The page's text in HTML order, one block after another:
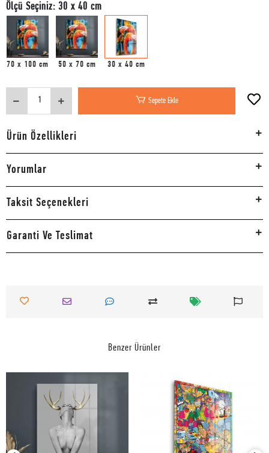
Ölçü Seçiniz: 30 x 40 cm
70 x 100 cm 50 x 70 cm 30 x 40 cm
Sepete Ekle
Ürün Özellikleri
Yorumlar
Taksit Seçenekleri
Garanti Ve Teslimat
Benzer Ürünler